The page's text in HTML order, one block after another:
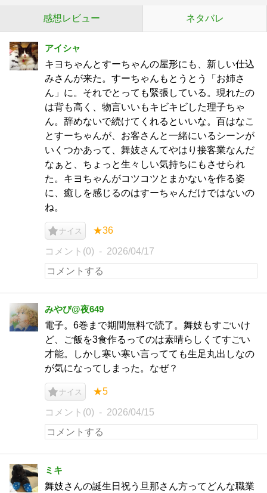
感想レビュー ネタバレ
アイシャ
キヨちゃんとすーちゃんの屋形にも、新しい仕込
みさんが来た。すーちゃんもとうとう「お姉さ
ん」に。それでとっても緊張している。現れたの
は背も高く、物言いいもキビキビした理子ちゃ
ん。辞めないで続けてくれるといいな。百はなこ
とすーちゃんが、お客さんと一緒にいるシーンが
いくつかあって、舞妓さんてやはり接客業なんだ
なぁと、ちょっと生々しい気持ちにもさせられ
た。キヨちゃんがコツコツとまかないを作る姿
に、癒しを感じるのはすーちゃんだけではないの
ね。
ナイス ★36
コメント(0) 2026/04/17
みやび@夜649
電子。6巻まで期間無料で読了。舞妓もすごいけ
ど、ご飯を3食作るってのは素晴らしくてすごい
才能。しかし寒い寒い言ってても生足丸出しなの
が気になってしまった。なぜ？
ナイス ★5
コメント(0) 2026/04/15
ミキ
舞妓さんの誕生日祝う旦那さん方ってどんな職業